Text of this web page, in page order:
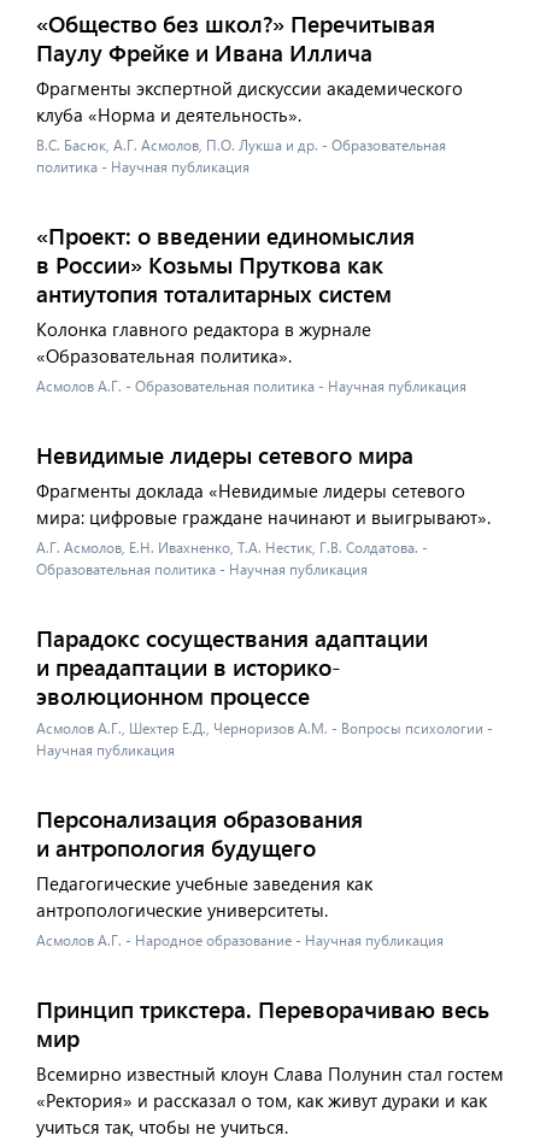
«Общество без школ?» Перечитывая
Паулу Фрейке и Ивана Иллича
Фрагменты экспертной дискуссии академического
клуба «Норма и деятельность».
В.С. Басюк, А.Г. Асмолов, П.О. Лукша и др. - Образовательная
политика - Научная публикация
«Проект: о введении единомыслия
в России» Козьмы Пруткова как
антиутопия тоталитарных систем
Колонка главного редактора в журнале
«Образовательная политика».
Асмолов А.Г. - Образовательная политика - Научная публикация
Невидимые лидеры сетевого мира
Фрагменты доклада «Невидимые лидеры сетевого
мира: цифровые граждане начинают и выигрывают».
А.Г. Асмолов, Е.Н. Ивахненко, Т.А. Нестик, Г.В. Солдатова. -
Образовательная политика - Научная публикация
Парадокс сосуществания адаптации
и преадаптации в историко-
эволюционном процессе
Асмолов А.Г., Шехтер Е.Д., Черноризов А.М. - Вопросы психологии -
Научная публикация
Персонализация образования
и антропология будущего
Педагогические учебные заведения как
антропологические университеты.
Асмолов А.Г. - Народное образование - Научная публикация
Принцип трикстера. Переворачиваю весь
мир
Всемирно известный клоун Слава Полунин стал гостем
«Ректория» и рассказал о том, как живут дураки и как
учиться так, чтобы не учиться.